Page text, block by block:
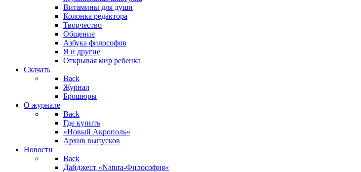
Витамины для души
Колонка редактора
Творчество
Общение
Азбука философов
Я и другие
Открывая мир ребенка
Скачать
Back
Журнал
Брошюры
О журнале
Back
Где купить
«Новый Акрополь»
Архив выпусков
Новости
Back
Дайджест «Natura-Философия»